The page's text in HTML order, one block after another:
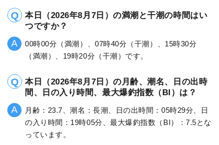
本日（2026年8月7日）の満潮と干潮の時間はい
つですか？
00時00分（満潮）、07時40分（干潮）、15時30分
（満潮）、19時20分（干潮）です。
本日（2026年8月7日）の月齢、潮名、日の出時
間、日の入り時間、最大爆釣指数（BI）は？
月齢：23.7、潮名：長潮、日の出時間：05時29分、日
の入り時間：19時05分、最大爆釣指数（BI）：7.5とな
っています。